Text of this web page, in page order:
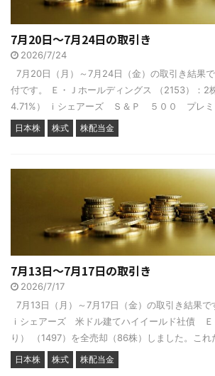
7月20日～7月24日の取引き
2026/7/24
7月20日（月）～7月24日（金）の取引き結果
付です。 Ｅ・Ｊホールディングス （2153）：2
4.71%） ｉシェアーズ Ｓ＆Ｐ ５００ プレミ
日本株 株式 株配当金
7月13日～7月17日の取引き
2026/7/17
7月13日（月）～7月17日（金）の取引き結果で
ｉシェアーズ 米ドル建てハイイールド社債 Ｅ
り） （1497）を全売却（86株）しました。これ
日本株 株式 株配当金